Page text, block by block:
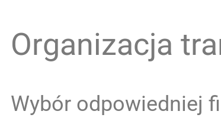
Organizacja
Wybór odpowiedniej